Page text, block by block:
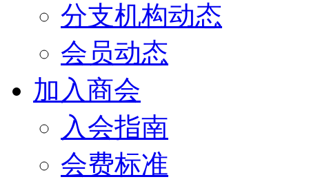
分支机构动态
会员动态
加入商会
入会指南
会费标准